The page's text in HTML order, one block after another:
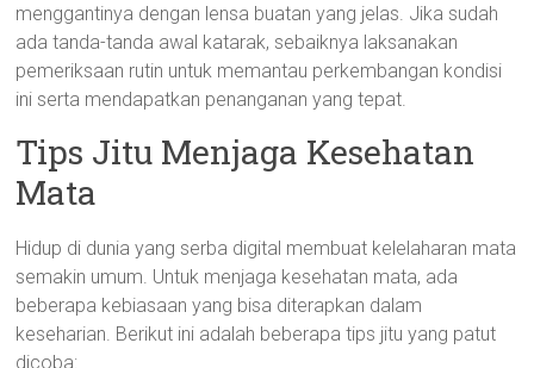
menggantinya dengan lensa buatan yang jelas. Jika sudah
ada tanda-tanda awal katarak, sebaiknya laksanakan
pemeriksaan rutin untuk memantau perkembangan kondisi
ini serta mendapatkan penanganan yang tepat.
Tips Jitu Menjaga Kesehatan
Mata
Hidup di dunia yang serba digital membuat kelelaharan mata
semakin umum. Untuk menjaga kesehatan mata, ada
beberapa kebiasaan yang bisa diterapkan dalam
keseharian. Berikut ini adalah beberapa tips jitu yang patut
dicoba: